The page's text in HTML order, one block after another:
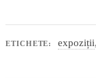
ETICHETE: expoziții,